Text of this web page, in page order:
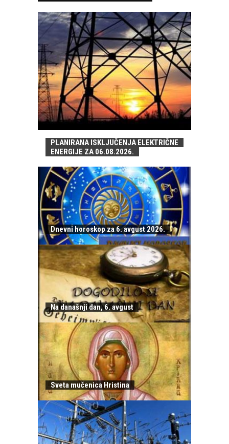
PLANIRANA ISKLJUČENJA ELEKTRIČNE
ENERGIJE ZA 06.08.2026.
Dnevni horoskop za 6. avgust 2026.
Na današnji dan, 6. avgust
Sveta mučenica Hristina